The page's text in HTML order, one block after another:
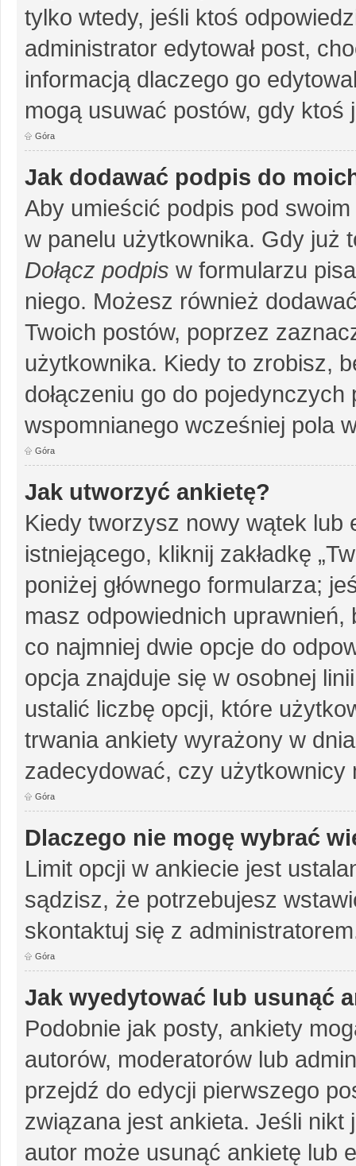
tylko wtedy, jeśli ktoś
administrator edytował post,
informacją dlaczego go
mogą usuwać postów, gdy ktoś
Góra
Jak dodawać podpis do
Aby umieścić podpis pod
w panelu użytkownika. Gdy już
Dołącz podpis w formularzu
niego. Możesz również
Twoich postów, poprzez
użytkownika. Kiedy to zrobisz,
dołączeniu go do
wspomnianego wcześniej pola
Góra
Jak utworzyć ankietę?
Kiedy tworzysz nowy wątek lub
istniejącego, kliknij zakładkę
poniżej głównego formularza;
masz odpowiednich uprawnień,
co najmniej dwie opcje do
opcja znajduje się w osobnej
ustalić liczbę opcji, które
trwania ankiety wyrażony w
zadecydować, czy użytkownicy
Góra
Dlaczego nie mogę wybrać
Limit opcji w ankiecie jest
sądzisz, że potrzebujesz
skontaktuj się z
Góra
Jak wyedytować lub usunąć
Podobnie jak posty, ankiety
autorów, moderatorów lub
przejdź do edycji pierwszego
związana jest ankieta. Jeśli nikt
autor może usunąć ankietę lub